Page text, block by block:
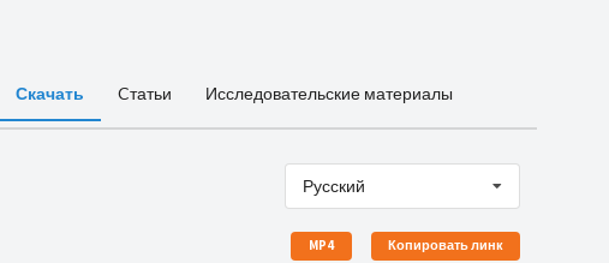
Скачать Cтатьи Исследовательские материалы
Русский
MP4 Копировать линк